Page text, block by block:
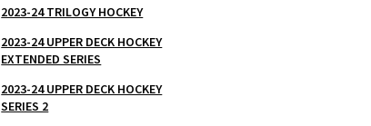
2023-24 TRILOGY HOCKEY
2023-24 UPPER DECK HOCKEY
EXTENDED SERIES
2023-24 UPPER DECK HOCKEY
SERIES 2